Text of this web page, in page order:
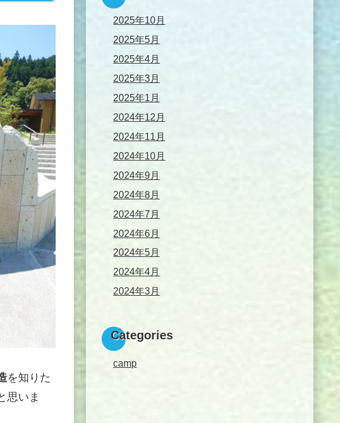
を知りた
思いま
2025年10月
2025年5月
2025年4月
2025年3月
2025年1月
2024年12月
2024年11月
2024年10月
2024年9月
2024年8月
2024年7月
2024年6月
2024年5月
2024年4月
2024年3月
Categories
camp